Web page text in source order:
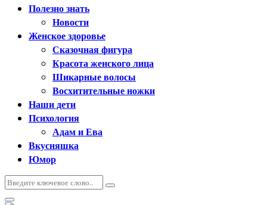
Полезно знать
Новости
Женское здоровье
Сказочная фигура
Красота женского лица
Шикарные волосы
Восхитительные ножки
Наши дети
Психология
Адам и Ева
Вкусняшка
Юмор
Искать:
Поиск